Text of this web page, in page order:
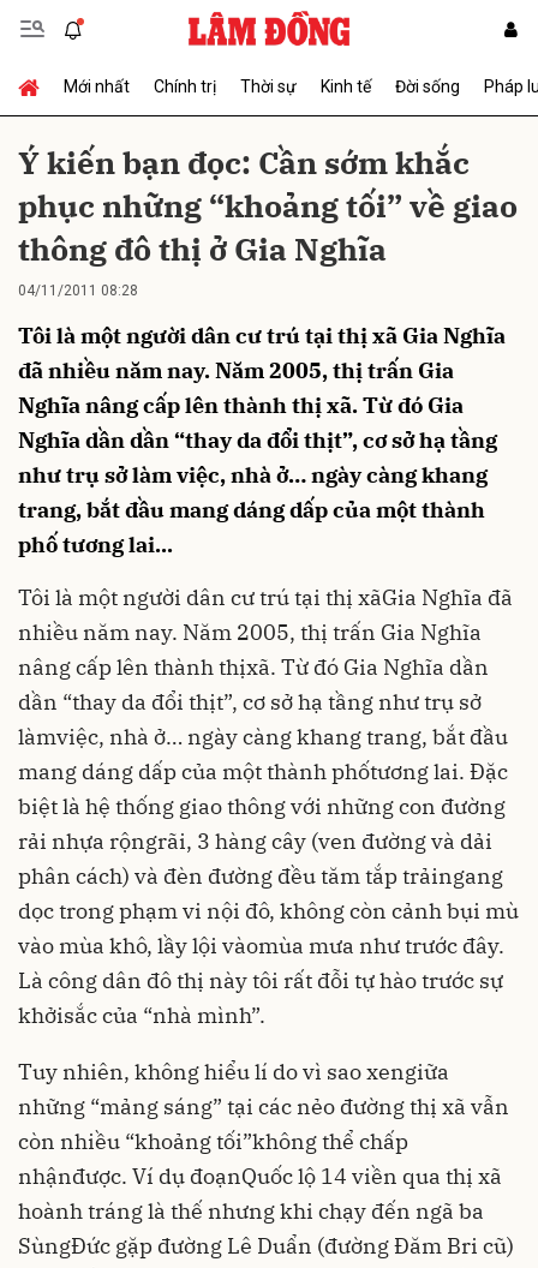
Mới nhất Chính trị Thời sự Kinh tế Đời sống Pháp
Ý kiến bạn đọc: Cần sớm khắc
phục những “khoảng tối” về giao
thông đô thị ở Gia Nghĩa
04/11/2011 08:28
Tôi là một người dân cư trú tại thị xã Gia Nghĩa
đã nhiều năm nay. Năm 2005, thị trấn Gia
Nghĩa nâng cấp lên thành thị xã. Từ đó Gia
Nghĩa dần dần “thay da đổi thịt”, cơ sở hạ tầng
như trụ sở làm việc, nhà ở… ngày càng khang
trang, bắt đầu mang dáng dấp của một thành
phố tương lai...
Tôi là một người dân cư trú tại thị xãGia Nghĩa đã
nhiều năm nay. Năm 2005, thị trấn Gia Nghĩa
nâng cấp lên thành thịxã. Từ đó Gia Nghĩa dần
dần “thay da đổi thịt”, cơ sở hạ tầng như trụ sở
làmviệc, nhà ở… ngày càng khang trang, bắt đầu
mang dáng dấp của một thành phốtương lai. Đặc
biệt là hệ thống giao thông với những con đường
rải nhựa rộngrãi, 3 hàng cây (ven đường và dải
phân cách) và đèn đường đều tăm tắp trảingang
dọc trong phạm vi nội đô, không còn cảnh bụi mù
vào mùa khô, lầy lội vàomùa mưa như trước đây.
Là công dân đô thị này tôi rất đỗi tự hào trước sự
khởisắc của “nhà mình”.
Tuy nhiên, không hiểu lí do vì sao xengiữa
những “mảng sáng” tại các nẻo đường thị xã vẫn
còn nhiều “khoảng tối”không thể chấp
nhậnđược. Ví dụ đoạnQuốc lộ 14 viền qua thị xã
hoành tráng là thế nhưng khi chạy đến ngã ba
SùngĐức gặp đường Lê Duẩn (đường Đăm Bri cũ)
Gửi bình luận
Hủy